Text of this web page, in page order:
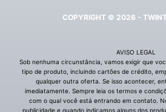
COPYRIGHT © 2026 -